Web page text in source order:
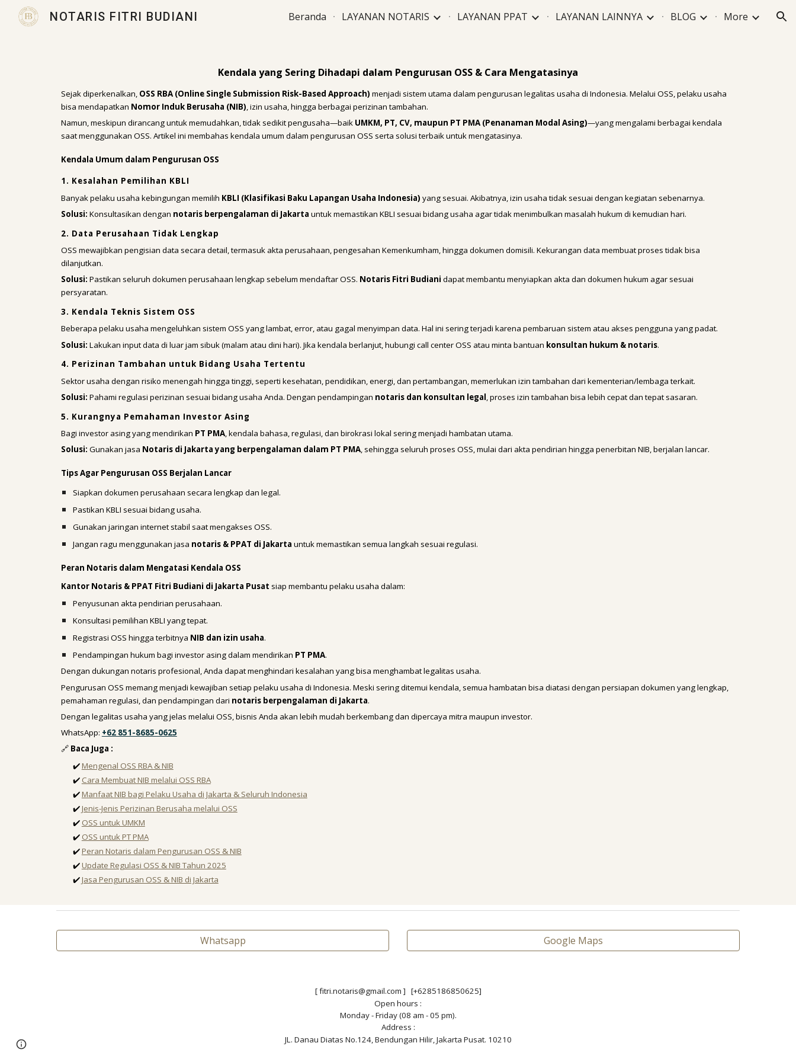
Skip to main content Skip to navigation
NOTARIS FITRI BUDIANI Beranda LAYANAN NOTARIS LAYANAN PPAT LAYANAN LAINNYA BLOG More
Kendala yang Sering Dihadapi dalam Pengurusan OSS & Cara Mengatasinya
Sejak diperkenalkan, OSS RBA (Online Single Submission Risk-Based Approach) menjadi sistem utama dalam pengurusan legalitas usaha di Indonesia. Melalui OSS, pelaku usaha
bisa mendapatkan Nomor Induk Berusaha (NIB), izin usaha, hingga berbagai perizinan tambahan.
Namun, meskipun dirancang untuk memudahkan, tidak sedikit pengusaha—baik UMKM, PT, CV, maupun PT PMA (Penanaman Modal Asing)—yang mengalami berbagai kendala
saat menggunakan OSS. Artikel ini membahas kendala umum dalam pengurusan OSS serta solusi terbaik untuk mengatasinya.
Kendala Umum dalam Pengurusan OSS
1. Kesalahan Pemilihan KBLI
Banyak pelaku usaha kebingungan memilih KBLI (Klasifikasi Baku Lapangan Usaha Indonesia) yang sesuai. Akibatnya, izin usaha tidak sesuai dengan kegiatan sebenarnya.
Solusi: Konsultasikan dengan notaris berpengalaman di Jakarta untuk memastikan KBLI sesuai bidang usaha agar tidak menimbulkan masalah hukum di kemudian hari.
2. Data Perusahaan Tidak Lengkap
OSS mewajibkan pengisian data secara detail, termasuk akta perusahaan, pengesahan Kemenkumham, hingga dokumen domisili. Kekurangan data membuat proses tidak bisa
dilanjutkan.
Solusi: Pastikan seluruh dokumen perusahaan lengkap sebelum mendaftar OSS. Notaris Fitri Budiani dapat membantu menyiapkan akta dan dokumen hukum agar sesuai
persyaratan.
3. Kendala Teknis Sistem OSS
Beberapa pelaku usaha mengeluhkan sistem OSS yang lambat, error, atau gagal menyimpan data. Hal ini sering terjadi karena pembaruan sistem atau akses pengguna yang padat.
Solusi: Lakukan input data di luar jam sibuk (malam atau dini hari). Jika kendala berlanjut, hubungi call center OSS atau minta bantuan konsultan hukum & notaris.
4. Perizinan Tambahan untuk Bidang Usaha Tertentu
Sektor usaha dengan risiko menengah hingga tinggi, seperti kesehatan, pendidikan, energi, dan pertambangan, memerlukan izin tambahan dari kementerian/lembaga terkait.
Solusi: Pahami regulasi perizinan sesuai bidang usaha Anda. Dengan pendampingan notaris dan konsultan legal, proses izin tambahan bisa lebih cepat dan tepat sasaran.
5. Kurangnya Pemahaman Investor Asing
Bagi investor asing yang mendirikan PT PMA, kendala bahasa, regulasi, dan birokrasi lokal sering menjadi hambatan utama.
Solusi: Gunakan jasa Notaris di Jakarta yang berpengalaman dalam PT PMA, sehingga seluruh proses OSS, mulai dari akta pendirian hingga penerbitan NIB, berjalan lancar.
Tips Agar Pengurusan OSS Berjalan Lancar
Siapkan dokumen perusahaan secara lengkap dan legal.
Pastikan KBLI sesuai bidang usaha.
Gunakan jaringan internet stabil saat mengakses OSS.
Jangan ragu menggunakan jasa notaris & PPAT di Jakarta untuk memastikan semua langkah sesuai regulasi.
Peran Notaris dalam Mengatasi Kendala OSS
Kantor Notaris & PPAT Fitri Budiani di Jakarta Pusat siap membantu pelaku usaha dalam:
Penyusunan akta pendirian perusahaan.
Konsultasi pemilihan KBLI yang tepat.
Registrasi OSS hingga terbitnya NIB dan izin usaha.
Pendampingan hukum bagi investor asing dalam mendirikan PT PMA.
Dengan dukungan notaris profesional, Anda dapat menghindari kesalahan yang bisa menghambat legalitas usaha.
Pengurusan OSS memang menjadi kewajiban setiap pelaku usaha di Indonesia. Meski sering ditemui kendala, semua hambatan bisa diatasi dengan persiapan dokumen yang lengkap,
pemahaman regulasi, dan pendampingan dari notaris berpengalaman di Jakarta.
Dengan legalitas usaha yang jelas melalui OSS, bisnis Anda akan lebih mudah berkembang dan dipercaya mitra maupun investor.
WhatsApp: +62 851-8685-0625
🔗 Baca Juga :
✔️Mengenal OSS RBA & NIB
✔️ Cara Membuat NIB melalui OSS RBA
✔️Manfaat NIB bagi Pelaku Usaha di Jakarta & Seluruh Indonesia
✔️Jenis-Jenis Perizinan Berusaha melalui OSS
✔️ OSS untuk UMKM
✔️ OSS untuk PT PMA
✔️Peran Notaris dalam Pengurusan OSS & NIB
✔️Update Regulasi OSS & NIB Tahun 2025
✔️Jasa Pengurusan OSS & NIB di Jakarta
Whatsapp Google Maps
[ fitri.notaris@gmail.com ] [+6285186850625]
Open hours :
Monday - Friday (08 am - 05 pm).
Address :
JL. Danau Diatas No.124, Bendungan Hilir, Jakarta Pusat. 10210